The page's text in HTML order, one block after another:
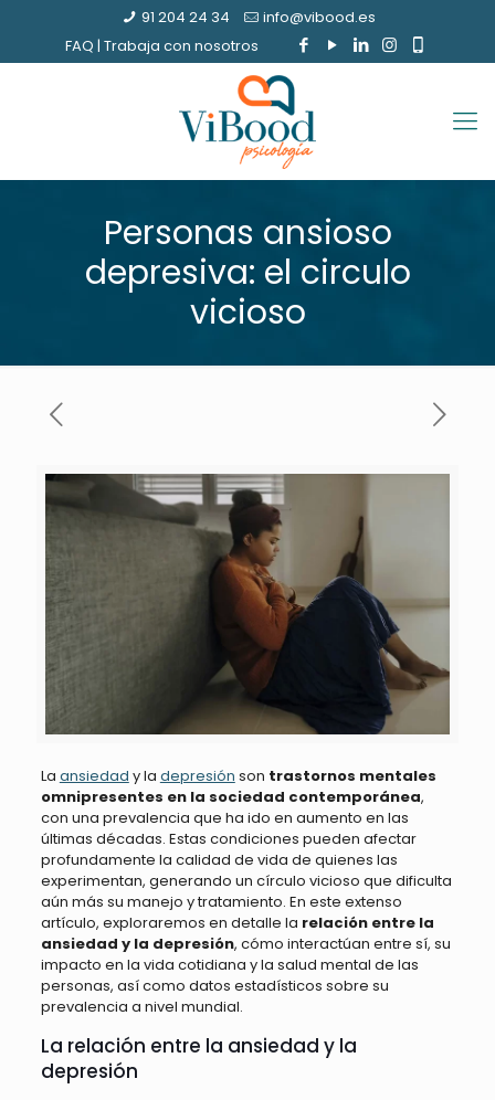
91 204 24 34
info@vibood.es
FAQ | Trabaja con nosotros
Personas ansioso
depresiva: el circulo
vicioso
La ansiedad y la depresión son trastornos mentales
omnipresentes en la sociedad contemporánea,
con una prevalencia que ha ido en aumento en las
últimas décadas. Estas condiciones pueden afectar
profundamente la calidad de vida de quienes las
experimentan, generando un círculo vicioso que dificulta
aún más su manejo y tratamiento. En este extenso
artículo, exploraremos en detalle la relación entre la
ansiedad y la depresión, cómo interactúan entre sí, su
impacto en la vida cotidiana y la salud mental de las
personas, así como datos estadísticos sobre su
prevalencia a nivel mundial.
La relación entre la ansiedad y la
depresión